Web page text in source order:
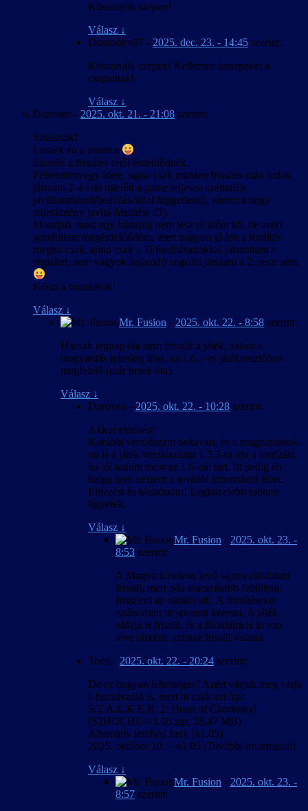
Köszönjük szépen!
Válasz ↓
Dszabolcs97 - 2025. dec. 23. - 14:45 szerint:
Köszönjük szépen! Kellemes ünnepeket a
csapatnak!
Válasz ↓
Duroven - 2025. okt. 21. - 21:08 szerint:
Sziasztok!
Leszek én a mumus
Szintén a frissítés felől érdeklődnék.
Félretettem egy ideje, sajna csak minden frissítés után tudok
játszani 2-4 órát mielőtt a game teljesen széthullik
javíthatatlanul(beállításoktól függetlenül, várom a nagy
teljesítmény javító frissítést :D).
Mondjuk most egy hónapig nem lesz rá időm kb, de azért
gondoltam megérdeklődöm, mert nagyon jó lett a fordítás
megint csak, anno csak a Ti fordításaitokkal játszottam a
régieket, nem vagyok hajlandó angolul játszani a 2. részt sem.
Köszi a munkátok!
Válasz ↓
Mr. Fusion - 2025. okt. 22. - 8:58 szerint:
Hacsak tegnap óta nem frissült a játék, akkor a
magyarítás jelenleg friss, az 1.6.1-es játékverzióhoz
megfelelő (már hetek óta).
Válasz ↓
Duroven - 2025. okt. 22. - 10:28 szerint:
Akkor elnézést!
Korábbi verziószám bekavart, és a magyarítások-
on is a játék verziószáma 1.5.3-ra írja a fordítást,
ha jól tudom most az 1.6-nál tart. Itt pedig én
balga nem néztem a további információ fület.
Elnézést és köszönöm! Legközelebb jobban
figyelek.
Válasz ↓
Mr. Fusion - 2025. okt. 23. -
8:53 szerint:
A Magyarításokon levő sajnos ritkábban
frissül, mert oda macerásabb feltölteni,
frissíteni az oldalát stb. A frissítéseket
elsősorban itt javasolt keresni. A játék
oldala is frissül, és a főoldalra is ki van
téve hírként, amikor frissül valami.
Tomi - 2025. okt. 22. - 20:24 szerint:
De ez hogyan lehetséges? Azért várjuk meg várja
a hozzászóló is, mert itt csak azt írja:
S.T.A.L.K.E.R. 2: Heart of Chornobyl
(S2HOCHU-v1.05.zip, 28,47 MB)
Alternatív letöltési hely (v1.05)
2025. október 10. – v1.05 (További információ)
Válasz ↓
Mr. Fusion - 2025. okt. 23. -
8:57 szerint: